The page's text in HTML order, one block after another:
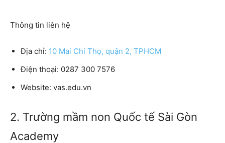
Thông tin liên hệ
Địa chỉ: 10 Mai Chí Thọ, quận 2, TPHCM
Điện thoại: 0287 300 7576
Website: vas.edu.vn
2. Trường mầm non Quốc tế Sài Gòn
Academy